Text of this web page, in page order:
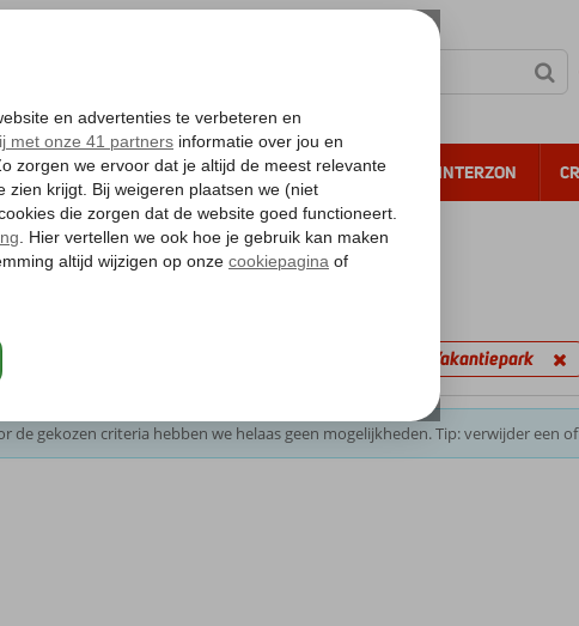
VERRE REIZEN ALL INCLUSIVE WINTERZON
annuleren*
Vakantiepark
de gekozen criteria hebben we helaas geen mogelijkheden. Tip: verwijder een